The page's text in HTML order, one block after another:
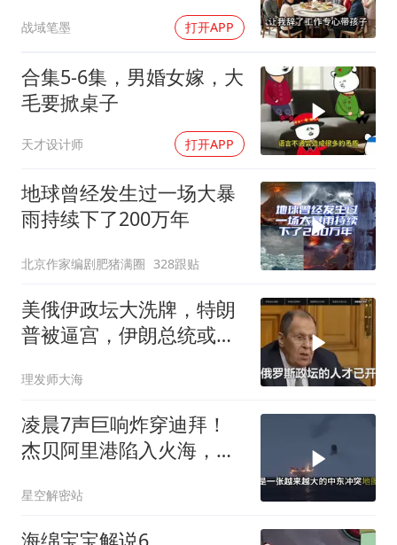
战域笔墨 打开APP
合集5-6集，男婚女嫁，大
毛要掀桌子
天才设计师 打开APP
地球曾经发生过一场大暴
雨持续下了200万年
北京作家编剧肥猪满圈 328跟贴
美俄伊政坛大洗牌，特朗
普被逼宫，伊朗总统或下
理发师大海
凌晨7声巨响炸穿迪拜！
杰贝阿里港陷入火海，美
彻底心寒
星空解密站